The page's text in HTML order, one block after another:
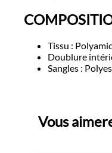
Tissu :
Doublure
Sangles :
Vous